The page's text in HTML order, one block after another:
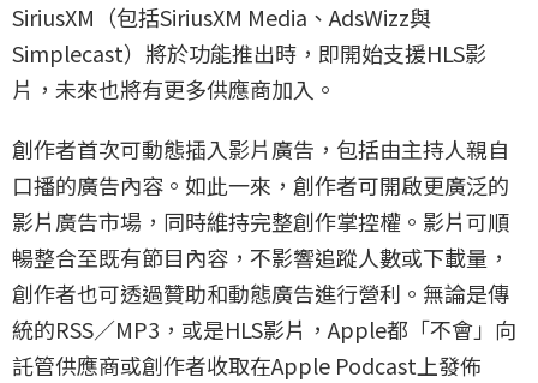
SiriusXM（包括SiriusXM Media、AdsWizz與
Simplecast）將於功能推出時，即開始支援HLS影
片，未來也將有更多供應商加入。
創作者首次可動態插入影片廣告，包括由主持人親自
口播的廣告內容。如此一來，創作者可開啟更廣泛的
影片廣告市場，同時維持完整創作掌控權。影片可順
暢整合至既有節目內容，不影響追蹤人數或下載量，
創作者也可透過贊助和動態廣告進行營利。無論是傳
統的RSS／MP3，或是HLS影片，Apple都「不會」向
託管供應商或創作者收取在Apple Podcast上發佈